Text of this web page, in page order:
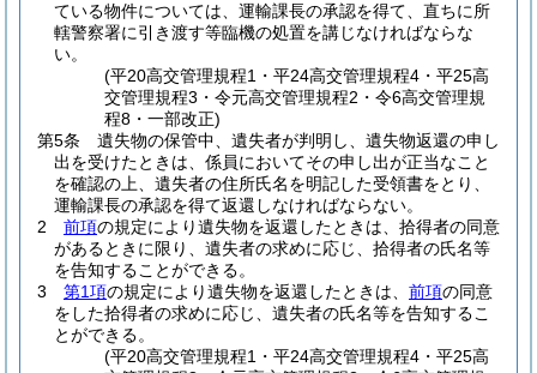
ている物件については、運輸課長の承認を得て、直ちに所
轄警察署に引き渡す等臨機の処置を講じなければならな
い。
(平20高交管理規程1・平24高交管理規程4・平25高
交管理規程3・令元高交管理規程2・令6高交管理規
程8・一部改正)
第5条
遺失物の保管中、遺失者が判明し、遺失物返還の申し
出を受けたときは、係員においてその申し出が正当なこと
を確認の上、遺失者の住所氏名を明記した受領書をとり、
運輸課長の承認を得て返還しなければならない。
2
前項の規定により遺失物を返還したときは、拾得者の同意
があるときに限り、遺失者の求めに応じ、拾得者の氏名等
を告知することができる。
3
第1項の規定により遺失物を返還したときは、 前項の同意
をした拾得者の求めに応じ、遺失者の氏名等を告知するこ
とができる。
(平20高交管理規程1・平24高交管理規程4・平25高